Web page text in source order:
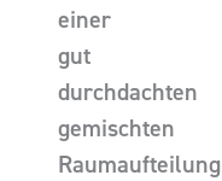
einer
gut
durchdachten
gemischten
Raumaufteilung